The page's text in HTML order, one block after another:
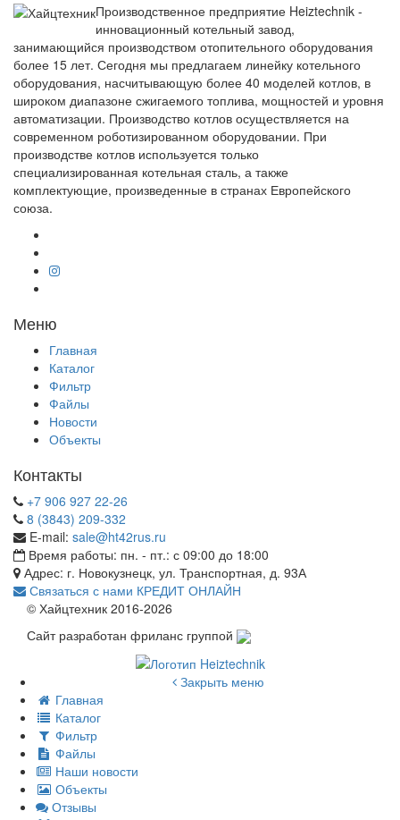
Производственное предприятие Heiztechnik -
инновационный котельный завод,
занимающийся производством отопительного оборудования
более 15 лет. Сегодня мы предлагаем линейку котельного
оборудования, насчитывающую более 40 моделей котлов, в
широком диапазоне сжигаемого топлива, мощностей и уровня
автоматизации. Производство котлов осуществляется на
современном роботизированном оборудовании. При
производстве котлов используется только
специализированная котельная сталь, а также
комплектующие, произведенные в странах Европейского
союза.
Меню
Главная
Каталог
Фильтр
Файлы
Новости
Объекты
Контакты
+7 906 927 22-26
8 (3843) 209-332
E-mail: sale@ht42rus.ru
Время работы: пн. - пт.: с 09:00 до 18:00
Адрес: г. Новокузнецк, ул. Транспортная, д. 93А
Связаться с нами КРЕДИТ ОНЛАЙН
© Хайцтехник 2016-2026
Сайт разработан фриланс группой
Закрыть меню
Главная
Каталог
Фильтр
Файлы
Наши новости
Объекты
Отзывы